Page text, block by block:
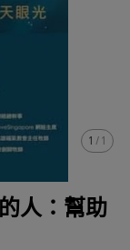
1 /1
人：幫助